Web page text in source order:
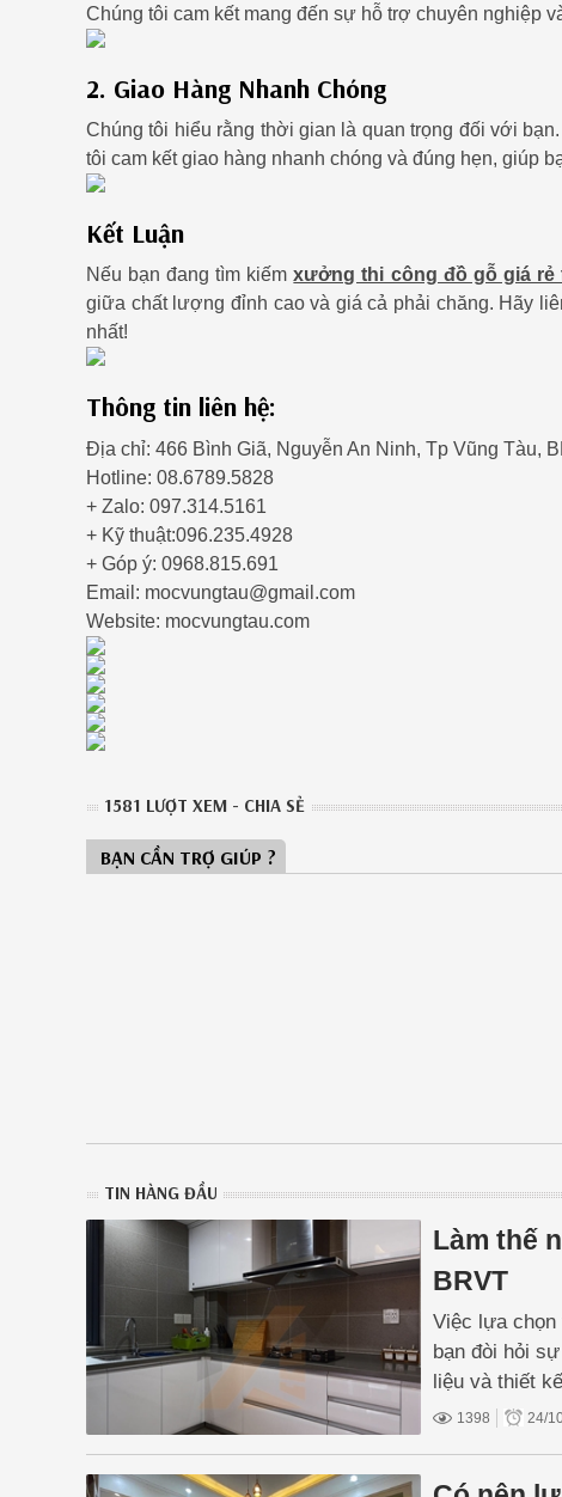
Chúng tôi cam kết mang đến sự hỗ trợ chuyên nghiệp
2. Giao Hàng Nhanh Chóng
Chúng tôi hiểu rằng thời gian là quan trọng đối với bạn.
tôi cam kết giao hàng nhanh chóng và đúng hẹn, giúp
Kết Luận
Nếu bạn đang tìm kiếmxưởng thi công đồ gỗ giá rẻ
giữa chất lượng đỉnh cao và giá cả phải chăng. Hãy
nhất!
Thông tin liên hệ:
Địa chỉ: 466 Bình Giã, Nguyễn An Ninh, Tp Vũng Tàu,
Hotline: 08.6789.5828
+ Zalo: 097.314.5161
+ Kỹ thuật:096.235.4928
+ Góp ý: 0968.815.691
Email: mocvungtau@gmail.com
Website: mocvungtau.com
1581 LƯỢT XEM - CHIA SẺ
BẠN CẦN TRỢ GIÚP ?
TIN HÀNG ĐẦU
Làm thế
BRVT
Việc lựa chọn
bạn đòi hỏi
liệu và thiết
1398 24/